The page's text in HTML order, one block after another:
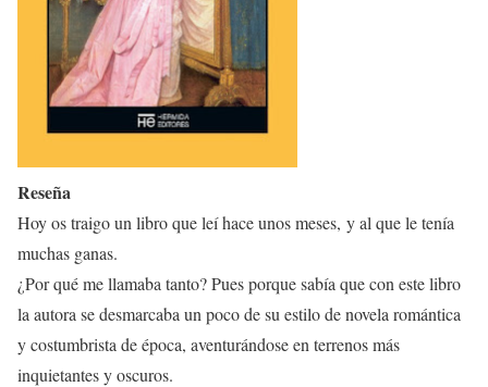
Reseña
Hoy os traigo un libro que leí hace unos meses, y al que le tenía
muchas ganas.
¿Por qué me llamaba tanto? Pues porque sabía que con este libro
la autora se desmarcaba un poco de su estilo de novela romántica
y costumbrista de época, aventurándose en terrenos más
inquietantes y oscuros.